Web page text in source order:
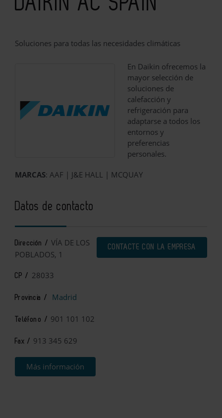
Soluciones para todas las necesidades climáticas
En Daikin ofrecemos la
mayor selección de
soluciones de
calefacción y
refrigeración para
adaptarse a todos los
entornos y
preferencias
personales.
MARCAS: AAF | J&E HALL | MCQUAY
Datos de contacto
CONTACTE CON LA EMPRESA
Dirección / VÍA DE LOS
POBLADOS, 1
CP / 28033
Provincia / Madrid
Teléfono / 901 101 102
Fax / 913 345 629
Más información